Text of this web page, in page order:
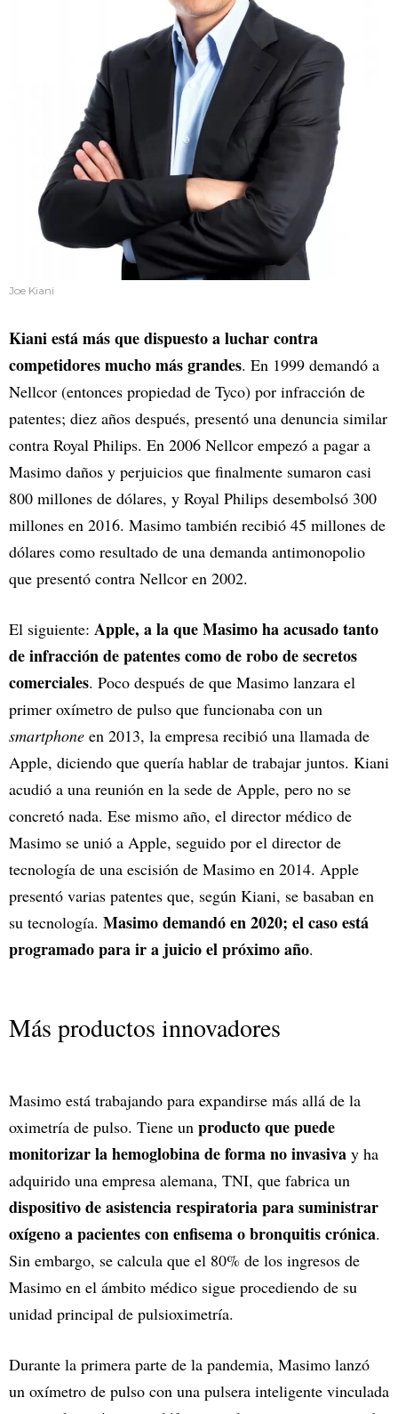
Joe Kiani
Kiani está más que dispuesto a luchar contra
competidores mucho más grandes. En 1999 demandó a
Nellcor (entonces propiedad de Tyco) por infracción de
patentes; diez años después, presentó una denuncia similar
contra Royal Philips. En 2006 Nellcor empezó a pagar a
Masimo daños y perjuicios que finalmente sumaron casi
800 millones de dólares, y Royal Philips desembolsó 300
millones en 2016. Masimo también recibió 45 millones de
dólares como resultado de una demanda antimonopolio
que presentó contra Nellcor en 2002.
El siguiente: Apple, a la que Masimo ha acusado tanto
de infracción de patentes como de robo de secretos
comerciales. Poco después de que Masimo lanzara el
primer oxímetro de pulso que funcionaba con un
smartphone en 2013, la empresa recibió una llamada de
Apple, diciendo que quería hablar de trabajar juntos. Kiani
acudió a una reunión en la sede de Apple, pero no se
concretó nada. Ese mismo año, el director médico de
Masimo se unió a Apple, seguido por el director de
tecnología de una escisión de Masimo en 2014. Apple
presentó varias patentes que, según Kiani, se basaban en
su tecnología. Masimo demandó en 2020; el caso está
programado para ir a juicio el próximo año.
Más productos innovadores
Masimo está trabajando para expandirse más allá de la
oximetría de pulso. Tiene un producto que puede
monitorizar la hemoglobina de forma no invasiva y ha
adquirido una empresa alemana, TNI, que fabrica un
dispositivo de asistencia respiratoria para suministrar
oxígeno a pacientes con enfisema o bronquitis crónica.
Sin embargo, se calcula que el 80% de los ingresos de
Masimo en el ámbito médico sigue procediendo de su
unidad principal de pulsioximetría.
Durante la primera parte de la pandemia, Masimo lanzó
un oxímetro de pulso con una pulsera inteligente vinculada